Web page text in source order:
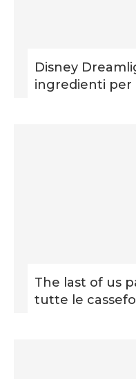
Disney
ingredienti per
The last of us
tutte le